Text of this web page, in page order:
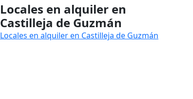
Locales en alquiler en
Castilleja de Guzmán
Locales en alquiler en Castilleja de Guzmán